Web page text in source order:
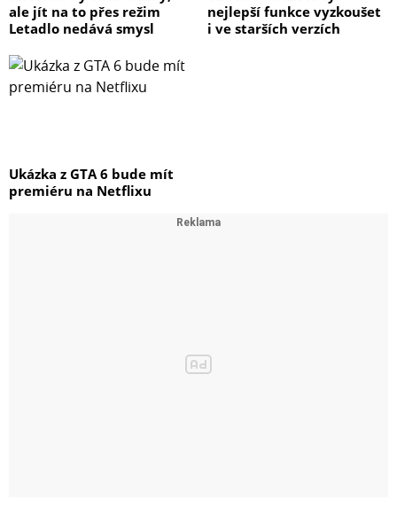
ale jít na to přes režim
Letadlo nedává smysl
nejlepší funkce vyzkoušet
i ve starších verzích
Ukázka z GTA 6 bude mít
premiéru na Netflixu